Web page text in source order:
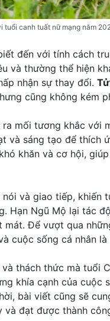
tuổi canh tuất nữ mạng năm
đến với tính cách
và thường thể hiện
nhận sự thay đổi.
cũng không kém
mối tương khắc với
và sáng tạo để thích
khăn và cơ hội,
và giao tiếp, khiến
Hạn Ngũ Mộ lại tác
mát. Để vượt qua
cuộc sống cá nhân
thách thức mà tuổi
khía cạnh của cuộc
bài viết cũng sẽ
và đạt được thành